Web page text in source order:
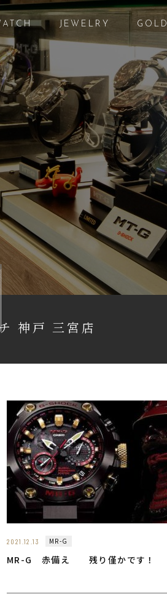
時計
JEWELRY GOLD
神戸 三宮店
2021.12.13 MR-G
MR-G 赤備え 残り僅かです！